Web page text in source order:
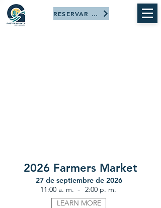
RESERVAR AHORA
2026 Farmers Market
27 de septiembre de 2026
11:00 a. m. - 2:00 p. m.
LEARN MORE